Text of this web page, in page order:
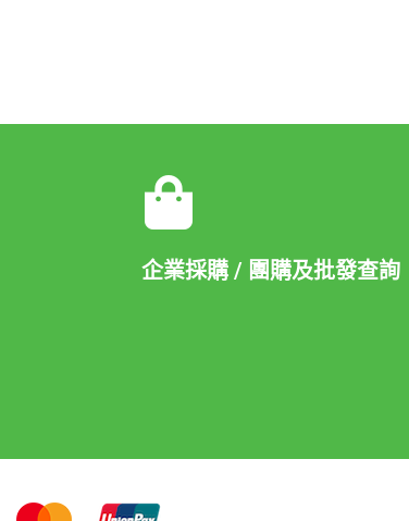
企業採購 / 團購及批發查詢